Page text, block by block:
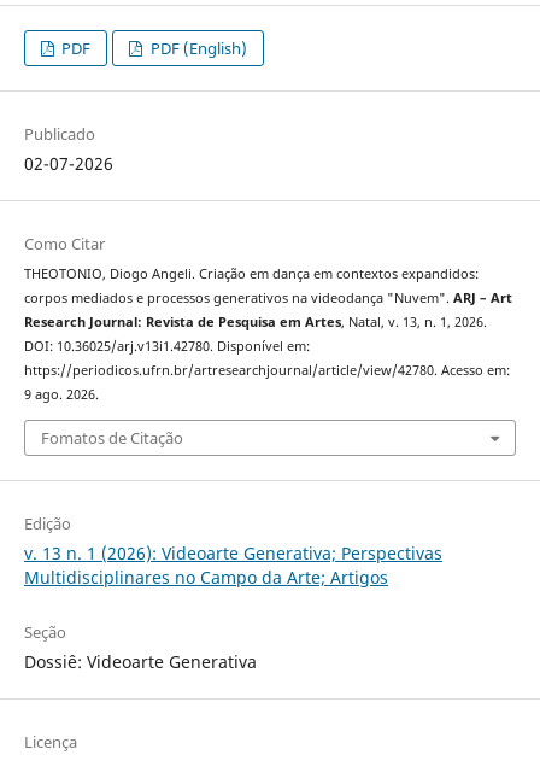
PDF PDF (English)
Publicado
02-07-2026
Como Citar
THEOTONIO, Diogo Angeli. Criação em dança em contextos expandidos:
corpos mediados e processos generativos na videodança "Nuvem". ARJ – Art
Research Journal: Revista de Pesquisa em Artes, Natal, v. 13, n. 1, 2026.
DOI: 10.36025/arj.v13i1.42780. Disponível em:
https://periodicos.ufrn.br/artresearchjournal/article/view/42780. Acesso em:
9 ago. 2026.
Fomatos de Citação
Edição
v. 13 n. 1 (2026): Videoarte Generativa; Perspectivas
Multidisciplinares no Campo da Arte; Artigos
Seção
Dossiê: Videoarte Generativa
Licença